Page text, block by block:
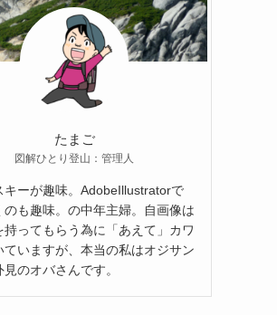
たまご
図解ひとり登山：管理人
キーが趣味。AdobeIllustratorで
のも趣味。の中年主婦。自画像は
持ってもらう為に「あえて」カワ
ていますが、本当の私はオジサン
見のオバさんです。